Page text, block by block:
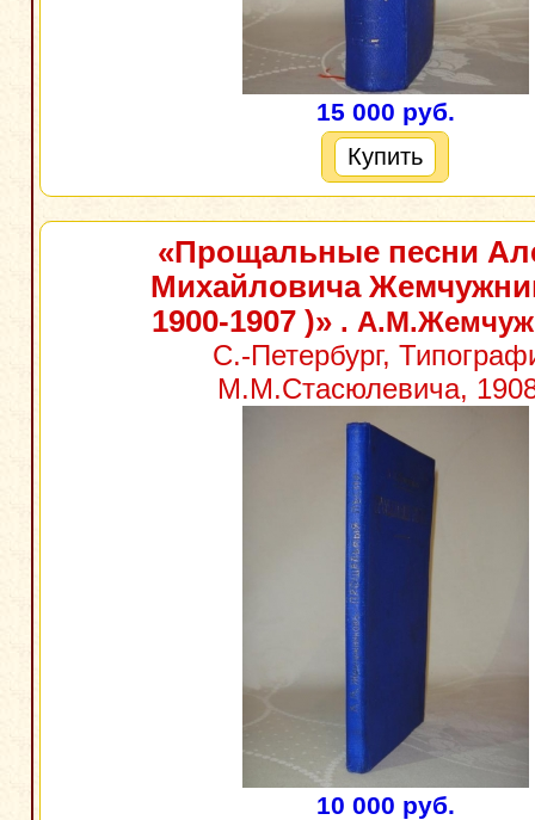
15 000 руб.
Купить
«Прощальные песни
Михайловича
1900-1907 )».
С.-Петербург,
М.М.Стасюлевича,
10 000 руб.